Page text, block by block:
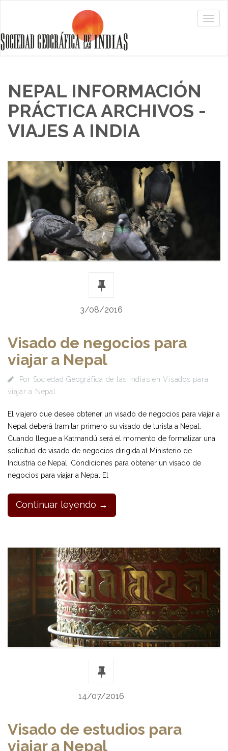
NEPAL INFORMACIÓN
PRÁCTICA ARCHIVOS -
VIAJES A INDIA
3/08/2016
Visado de negocios para
viajar a Nepal
Por Sociedad Geográfica de las Indias enVisados para
viajar a Nepal
El viajero que desee obtener un visado de negocios para viajar a
Nepal deberá tramitar primero su visado de turista a Nepal.
Cuando llegue a Katmandú será el momento de formalizar una
solicitud de visado de negocios dirigida al Ministerio de
Industria de Nepal. Condiciones para obtener un visado de
negocios para viajar a Nepal El
Continuar leyendo →
14/07/2016
Visado de estudios para
viajar a Nepal